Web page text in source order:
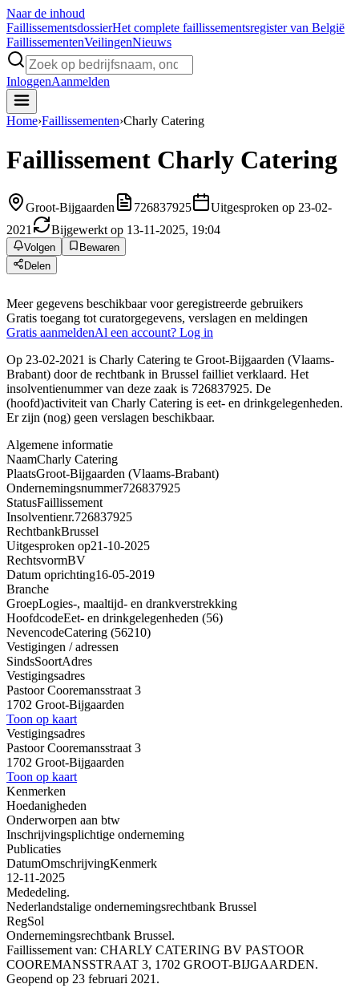
Naar de inhoud
FaillissementsdossierHet complete faillissementsregister van België
FaillissementenVeilingenNieuws
InloggenAanmelden
Home›Faillissementen›Charly Catering
Faillissement Charly Catering
Groot-Bijgaarden 726837925
Uitgesproken op 23-02-
2021
Bijgewerkt op 13-11-2025, 19:04
Volgen
Bewaren
Delen
Meer gegevens beschikbaar voor geregistreerde gebruikers
Gratis toegang tot curatorgegevens, verslagen en meldingen
Gratis aanmeldenAl een account? Log in
Op 23-02-2021 is Charly Catering te Groot-Bijgaarden (Vlaams-
Brabant) door de rechtbank in Brussel failliet verklaard. Het
insolventienummer van deze zaak is 726837925. De
(hoofd)activiteit van Charly Catering is eet- en drinkgelegenheden.
Er zijn (nog) geen verslagen beschikbaar.
Algemene informatie
NaamCharly Catering
PlaatsGroot-Bijgaarden (Vlaams-Brabant)
Ondernemingsnummer726837925
StatusFaillissement
Insolventienr.726837925
RechtbankBrussel
Uitgesproken op21-10-2025
RechtsvormBV
Datum oprichting16-05-2019
Branche
GroepLogies-, maaltijd- en drankverstrekking
HoofdcodeEet- en drinkgelegenheden (56)
NevencodeCatering (56210)
Vestigingen / adressen
SindsSoortAdres
Vestigingsadres
Pastoor Cooremansstraat 3
1702 Groot-Bijgaarden
Toon op kaart
Vestigingsadres
Pastoor Cooremansstraat 3
1702 Groot-Bijgaarden
Toon op kaart
Kenmerken
Hoedanigheden
Onderworpen aan btw
Inschrijvingsplichtige onderneming
Publicaties
DatumOmschrijvingKenmerk
12-11-2025
Mededeling.
Nederlandstalige ondernemingsrechtbank Brussel
RegSol
Ondernemingsrechtbank Brussel.
Faillissement van: CHARLY CATERING BV PASTOOR
COOREMANSSTRAAT 3, 1702 GROOT-BIJGAARDEN.
Geopend op 23 februari 2021.